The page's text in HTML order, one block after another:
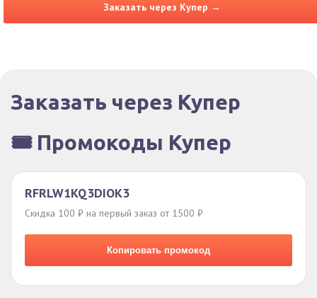
Заказать через Купер →
Заказать через Купер
🎟️ Промокоды Купер
RFRLW1KQ3DIOK3
Скидка 100 ₽ на первый заказ от 1500 ₽
Копировать промокод